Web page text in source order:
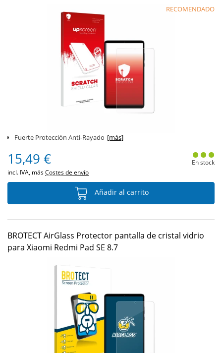
RECOMENDADO
Fuerte Protección Anti-Rayado [más]
15,49 €
incl. IVA, másCostes de envío
En stock
Añadir al carrito
BROTECT AirGlass Protector pantalla de cristal vidrio
para Xiaomi Redmi Pad SE 8.7